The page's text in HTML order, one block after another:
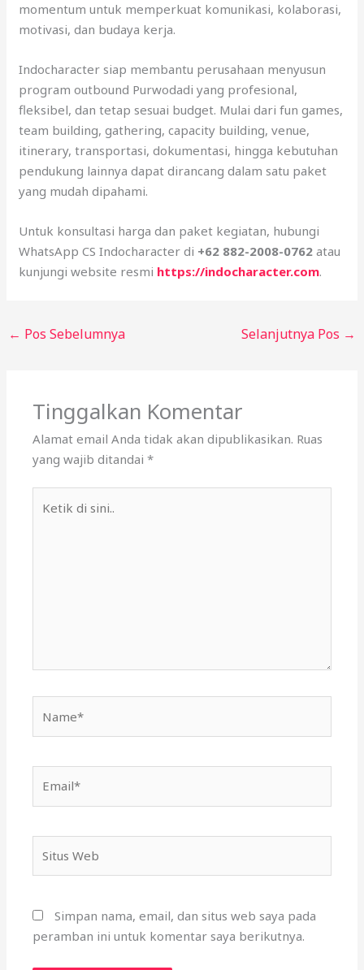
momentum untuk memperkuat komunikasi, kolaborasi,
motivasi, dan budaya kerja.
Indocharacter siap membantu perusahaan menyusun
program outbound Purwodadi yang profesional,
fleksibel, dan tetap sesuai budget. Mulai dari fun games,
team building, gathering, capacity building, venue,
itinerary, transportasi, dokumentasi, hingga kebutuhan
pendukung lainnya dapat dirancang dalam satu paket
yang mudah dipahami.
Untuk konsultasi harga dan paket kegiatan, hubungi
WhatsApp CS Indocharacter di +62 882-2008-0762 atau
kunjungi website resmi https://indocharacter.com.
← Pos Sebelumnya Selanjutnya Pos →
Tinggalkan Komentar
Alamat email Anda tidak akan dipublikasikan. Ruas
yang wajib ditandai*
Web
Simpan nama, email, dan situs web saya pada
peramban ini untuk komentar saya berikutnya.